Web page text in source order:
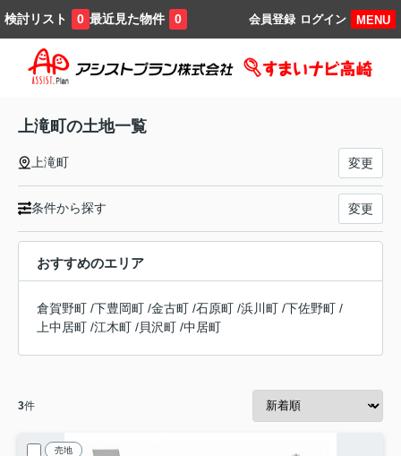
検討リスト 0 最近見た物件 0 MENU
ログイン
会員登録
上滝町の土地一覧
上滝町 変更
条件から探す 変更
おすすめのエリア
倉賀野町 /下豊岡町 /金古町 /石原町 /浜川町 /下佐野町 /
上中居町 /江木町 /貝沢町 /中居町
3件
売地